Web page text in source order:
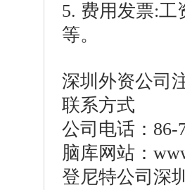
5. 费用发票:
等。
深圳外资公司
联系方式
公司电话：86-
脑库网站：
登尼特公司深